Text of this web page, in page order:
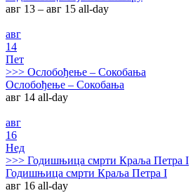
авг 13 – авг 15 all-day
авг
14
Пет
>>> Ослобођење – Сокобања
Ослобођење – Сокобања
авг 14 all-day
авг
16
Нед
>>> Годишњица смрти Краља Петра I
Годишњица смрти Краља Петра I
авг 16 all-day